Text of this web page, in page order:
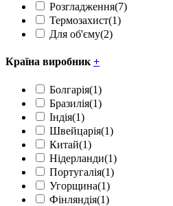
Розгладження(7)
Термозахист(1)
Для об'єму(2)
Країна виробник +
Болгарія(1)
Бразилія(1)
Індія(1)
Швейцарія(1)
Китай(1)
Нідерланди(1)
Португалія(1)
Угорщина(1)
Фінляндія(1)